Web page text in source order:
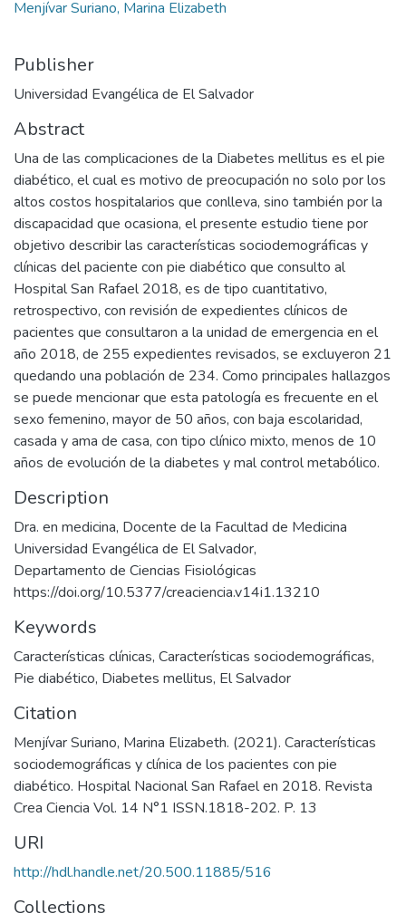
Menjívar Suriano, Marina Elizabeth
Publisher
Universidad Evangélica de El Salvador
Abstract
Una de las complicaciones de la Diabetes mellitus es el pie
diabético, el cual es motivo de preocupación no solo por los
altos costos hospitalarios que conlleva, sino también por la
discapacidad que ocasiona, el presente estudio tiene por
objetivo describir las características sociodemográficas y
clínicas del paciente con pie diabético que consulto al
Hospital San Rafael 2018, es de tipo cuantitativo,
retrospectivo, con revisión de expedientes clínicos de
pacientes que consultaron a la unidad de emergencia en el
año 2018, de 255 expedientes revisados, se excluyeron 21
quedando una población de 234. Como principales hallazgos
se puede mencionar que esta patología es frecuente en el
sexo femenino, mayor de 50 años, con baja escolaridad,
casada y ama de casa, con tipo clínico mixto, menos de 10
años de evolución de la diabetes y mal control metabólico.
Description
Dra. en medicina, Docente de la Facultad de Medicina
Universidad Evangélica de El Salvador,
Departamento de Ciencias Fisiológicas
https://doi.org/10.5377/creaciencia.v14i1.13210
Keywords
Características clínicas, Características sociodemográficas,
Pie diabético, Diabetes mellitus, El Salvador
Citation
Menjívar Suriano, Marina Elizabeth. (2021). Características
sociodemográficas y clínica de los pacientes con pie
diabético. Hospital Nacional San Rafael en 2018. Revista
Crea Ciencia Vol. 14 N°1 ISSN.1818-202. P. 13
URI
http://hdl.handle.net/20.500.11885/516
Collections